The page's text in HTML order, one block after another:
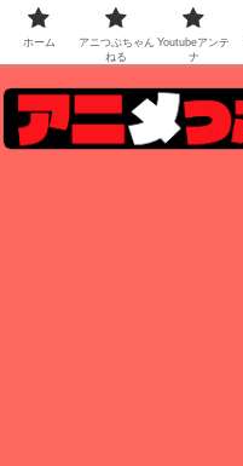
ホーム
アニつぶちゃん
ねる
Youtubeアンテ
ナ